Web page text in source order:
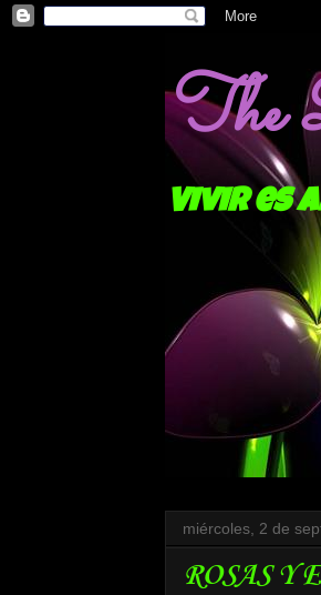
The
Vivir es
miércoles, 2 de
ROSAS Y